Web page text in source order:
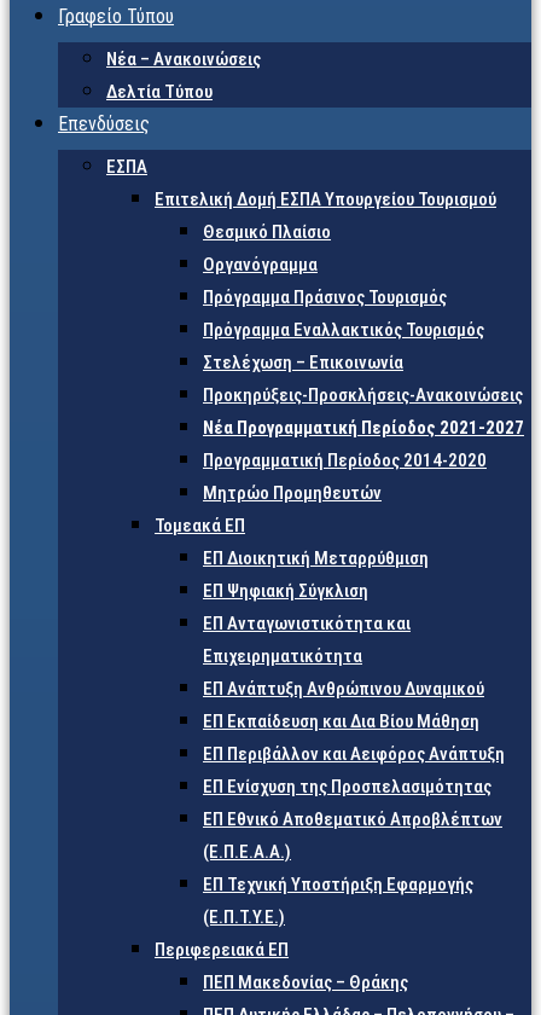
Γραφείο Τύπου
Νέα – Ανακοινώσεις
Δελτία Τύπου
Επενδύσεις
ΕΣΠΑ
Επιτελική Δομή ΕΣΠΑ Υπουργείου Τουρισμού
Θεσμικό Πλαίσιο
Οργανόγραμμα
Πρόγραμμα Πράσινος Τουρισμός
Πρόγραμμα Εναλλακτικός Τουρισμός
Στελέχωση – Επικοινωνία
Προκηρύξεις-Προσκλήσεις-Ανακοινώσεις
Νέα Προγραμματική Περίοδος 2021-2027
Προγραμματική Περίοδος 2014-2020
Μητρώο Προμηθευτών
Τομεακά ΕΠ
ΕΠ Διοικητική Μεταρρύθμιση
ΕΠ Ψηφιακή Σύγκλιση
ΕΠ Ανταγωνιστικότητα και
Επιχειρηματικότητα
ΕΠ Ανάπτυξη Ανθρώπινου Δυναμικού
ΕΠ Εκπαίδευση και Δια Βίου Μάθηση
ΕΠ Περιβάλλον και Αειφόρος Ανάπτυξη
ΕΠ Ενίσχυση της Προσπελασιμότητας
ΕΠ Εθνικό Αποθεματικό Απροβλέπτων
(Ε.Π.Ε.Α.Α.)
ΕΠ Τεχνική Υποστήριξη Εφαρμογής
(Ε.Π.Τ.Υ.Ε.)
Περιφερειακά ΕΠ
ΠΕΠ Μακεδονίας – Θράκης